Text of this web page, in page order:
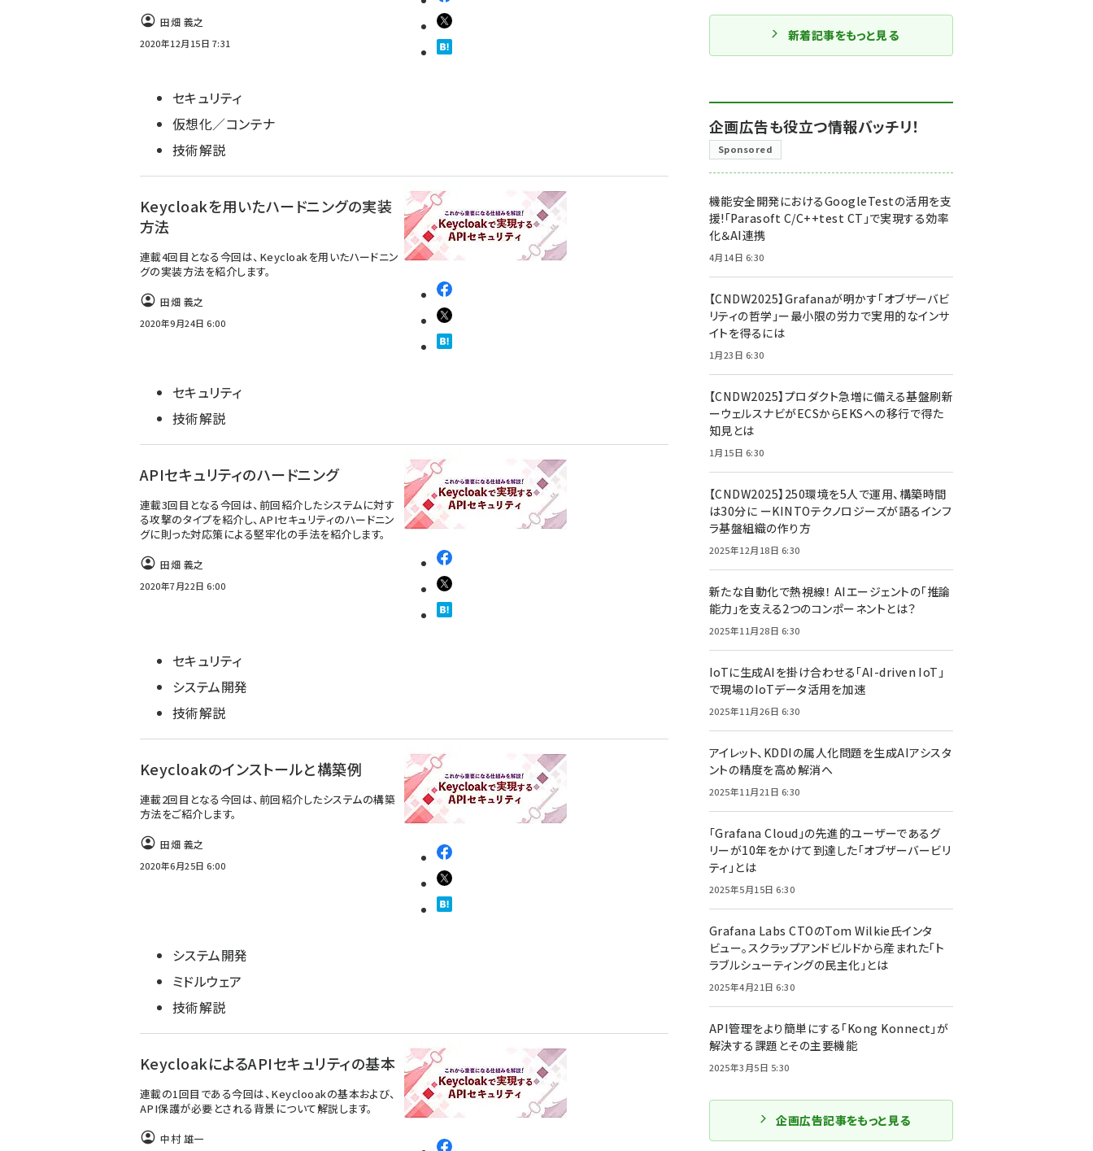
田畑 義之
2020年12月15日 7:31
セキュリティ
仮想化／コンテナ
技術解説
Keycloakを用いたハードニングの実装
方法
連載4回目となる今回は、Keycloakを用いたハードニン
グの実装方法を紹介します。
田畑 義之
2020年9月24日 6:00
セキュリティ
技術解説
APIセキュリティのハードニング
連載3回目となる今回は、前回紹介したシステムに対す
る攻撃のタイプを紹介し、APIセキュリティのハードニン
グに則った対応策による堅牢化の手法を紹介します。
田畑 義之
2020年7月22日 6:00
セキュリティ
システム開発
技術解説
Keycloakのインストールと構築例
連載2回目となる今回は、前回紹介したシステムの構築
方法をご紹介します。
田畑 義之
2020年6月25日 6:00
システム開発
ミドルウェア
技術解説
KeycloakによるAPIセキュリティの基本
連載の1回目である今回は、Keyclooakの基本および、
API保護が必要とされる背景について解説します。
中村 雄一
新着記事をもっと見る
企画広告も役立つ情報バッチリ！
Sponsored
機能安全開発におけるGoogleTestの活用を支
援!「Parasoft C/C++test CT」で実現する効率
化＆AI連携
4月14日 6:30
【CNDW2025】Grafanaが明かす「オブザーバビ
リティの哲学」ー最小限の労力で実用的なインサ
イトを得るには
1月23日 6:30
【CNDW2025】プロダクト急増に備える基盤刷新
ーウェルスナビがECSからEKSへの移行で得た
知見とは
1月15日 6:30
【CNDW2025】250環境を5人で運用、構築時間
は30分に ーKINTOテクノロジーズが語るインフ
ラ基盤組織の作り方
2025年12月18日 6:30
新たな自動化で熱視線！ AIエージェントの「推論
能力」を支える2つのコンポーネントとは？
2025年11月28日 6:30
IoTに生成AIを掛け合わせる「AI-driven IoT」
で現場のIoTデータ活用を加速
2025年11月26日 6:30
アイレット、KDDIの属人化問題を生成AIアシスタ
ントの精度を高め解消へ
2025年11月21日 6:30
「Grafana Cloud」の先進的ユーザーであるグ
リーが10年をかけて到達した「オブザーバービリ
ティ」とは
2025年5月15日 6:30
Grafana Labs CTOのTom Wilkie氏インタ
ビュー。スクラップアンドビルドから産まれた「ト
ラブルシューティングの民主化」とは
2025年4月21日 6:30
API管理をより簡単にする「Kong Konnect」が
解決する課題とその主要機能
2025年3月5日 5:30
企画広告記事をもっと見る